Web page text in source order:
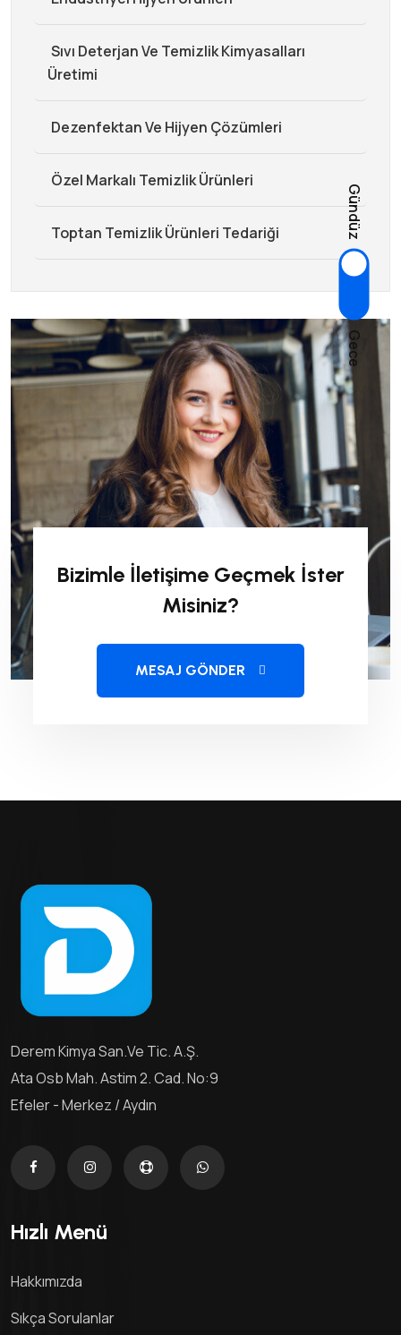
Gündüz
Gece
Sıvı Deterjan Ve Temizlik Kimyasalları
Üretimi
Dezenfektan Ve Hijyen Çözümleri
Özel Markalı Temizlik Ürünleri
Toptan Temizlik Ürünleri Tedariği
Bizimle İletişime Geçmek İster
Misiniz?
MESAJ GÖNDER
Derem Kimya San.ve Tic. A.Ş.
Ata Osb Mah. Astim 2. Cad. No:9
Efeler - Merkez / Aydın
Hızlı Menü
Hakkımızda
Sıkça Sorulanlar